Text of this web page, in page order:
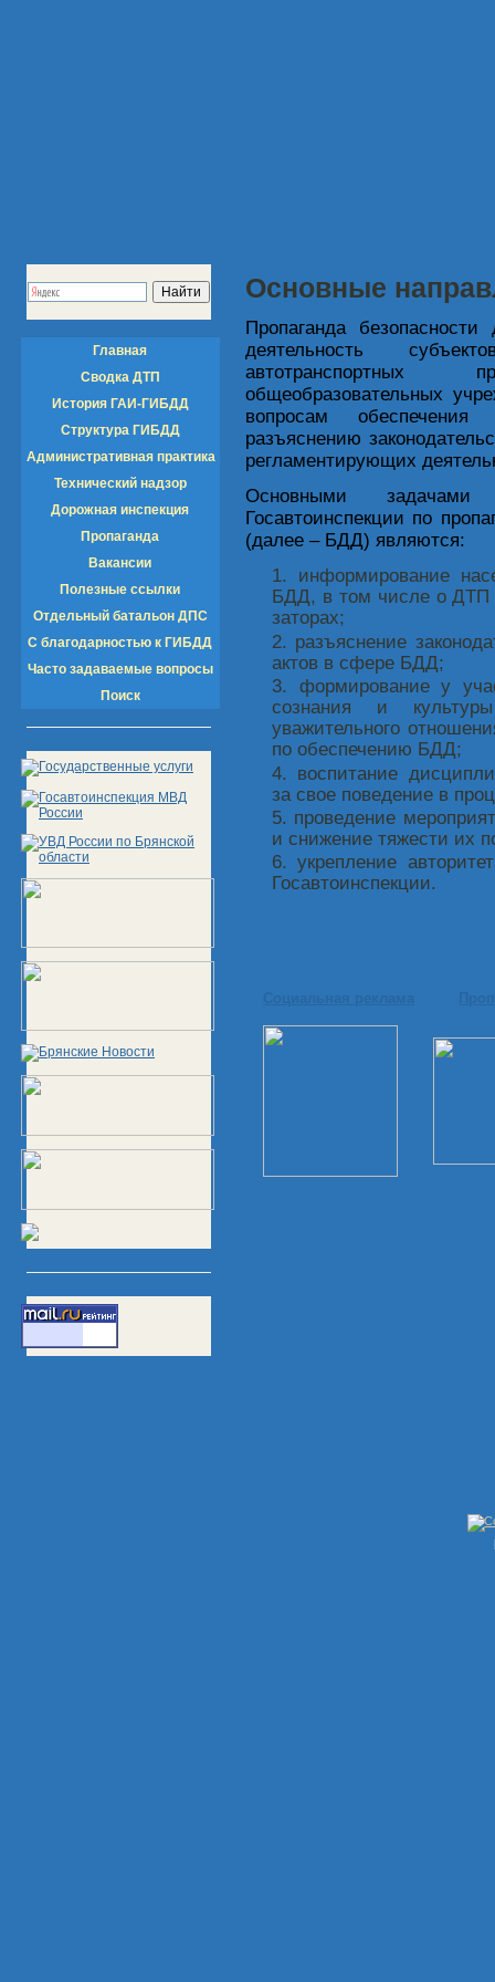
Главная
Сводка ДТП
История ГАИ-ГИБДД
Структура ГИБДД
Административная практика
Технический надзор
Дорожная инспекция
Пропаганда
Вакансии
Полезные ссылки
Отдельный батальон ДПС
С благодарностью к ГИБДД
Часто задаваемые вопросы
Поиск
Основные
Пропаганда
деятельность
общеобразовательных
вопросам обеспечения
разъяснению
регламентирующих
Основными задачами
Госавтоинспекции по
(далее – БДД) являются:
информирование
БДД, в том числе о ДТП
заторах;
разъяснение
актов в сфере БДД;
формирование у
сознания и
уважительного
по обеспечению БДД;
воспитание
за свое поведение в
проведение
и снижение тяжести их
укрепление
Госавтоинспекции.